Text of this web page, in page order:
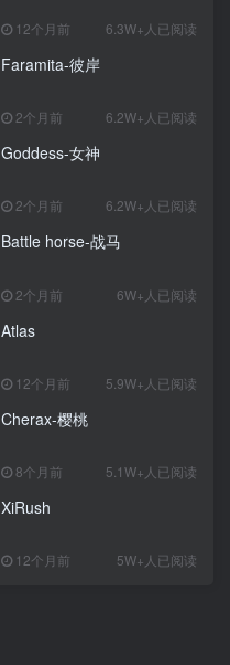
12个月前 6.3W+人已阅读
Faramita-彼岸
2个月前 6.2W+人已阅读
Goddess-女神
2个月前 6.2W+人已阅读
Battle horse-战马
2个月前 6W+人已阅读
Atlas
12个月前 5.9W+人已阅读
Cherax-樱桃
8个月前 5.1W+人已阅读
XiRush
12个月前 5W+人已阅读